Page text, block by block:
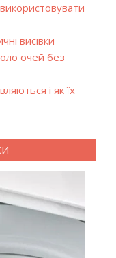
висівки
очей без
і як їх